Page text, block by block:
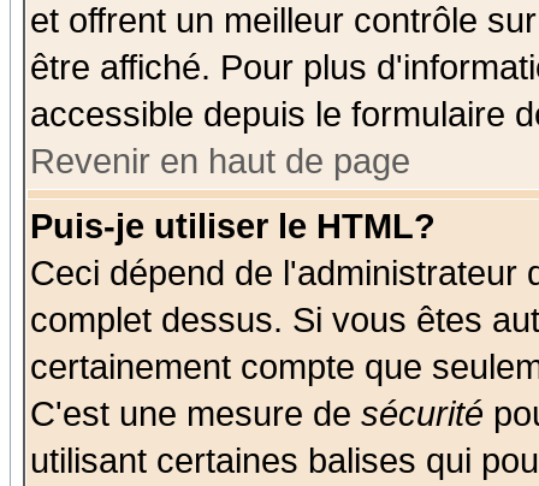
et offrent un meilleur contrôle
être affiché. Pour plus
accessible depuis le formulaire
Revenir en haut de page
Puis-je utiliser le HTML?
Ceci dépend de l'administrateur
complet dessus. Si vous êtes
certainement compte que
C'est une mesure de sécurité
utilisant certaines balises qui